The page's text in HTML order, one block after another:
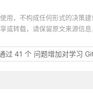
用，不构成任何形式的决策
或转载，请保留原文来源信
过 41 个 问题增加对学习